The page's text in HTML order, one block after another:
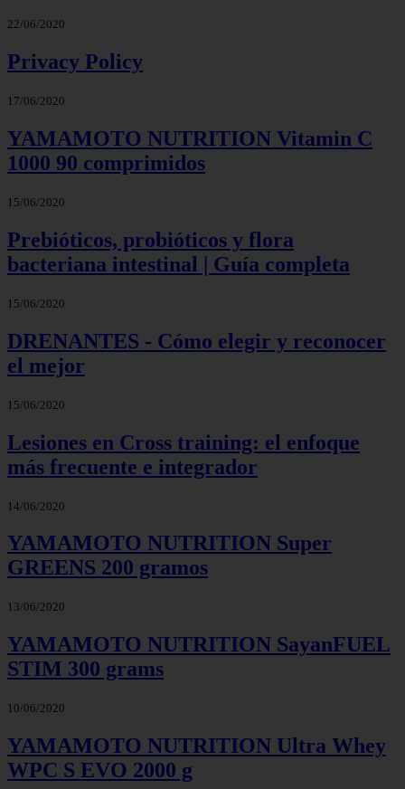
22/06/2020
Privacy Policy
17/06/2020
YAMAMOTO NUTRITION Vitamin C
1000 90 comprimidos
15/06/2020
Prebióticos, probióticos y flora
bacteriana intestinal | Guía completa
15/06/2020
DRENANTES - Cómo elegir y reconocer
el mejor
15/06/2020
Lesiones en Cross training: el enfoque
más frecuente e integrador
14/06/2020
YAMAMOTO NUTRITION Super
GREENS 200 gramos
13/06/2020
YAMAMOTO NUTRITION SayanFUEL
STIM 300 grams
10/06/2020
YAMAMOTO NUTRITION Ultra Whey
WPC S EVO 2000 g